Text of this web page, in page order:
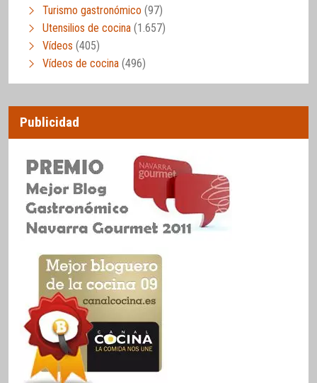
Turismo gastronómico (97)
Utensilios de cocina (1.657)
Vídeos (405)
Vídeos de cocina (496)
Publicidad